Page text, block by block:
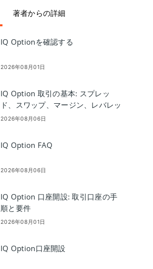
著者からの詳細
IQ Optionを確認する
2026年08月01日
IQ Option 取引の基本: スプレッ
ド、スワップ、マージン、レバレッ
ジ
2026年08月06日
IQ Option FAQ
2026年08月06日
IQ Option 口座開設: 取引口座の手
順と要件
2026年08月01日
IQ Option口座開設